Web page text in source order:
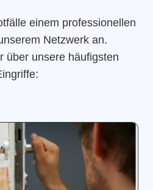
einem professionellen
Netzwerk an.
über unsere häufigsten